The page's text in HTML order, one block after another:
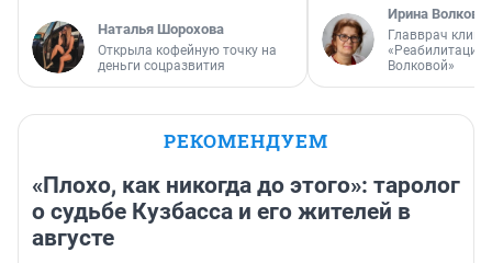
Наталья Шорохова
Открыла кофейную точку на
деньги соцразвития
Ирина Волкова
Главврач
«Реабилитация
Волковой»
РЕКОМЕНДУЕМ
«Плохо, как никогда до этого»: таролог
о судьбе Кузбасса и его жителей в
августе